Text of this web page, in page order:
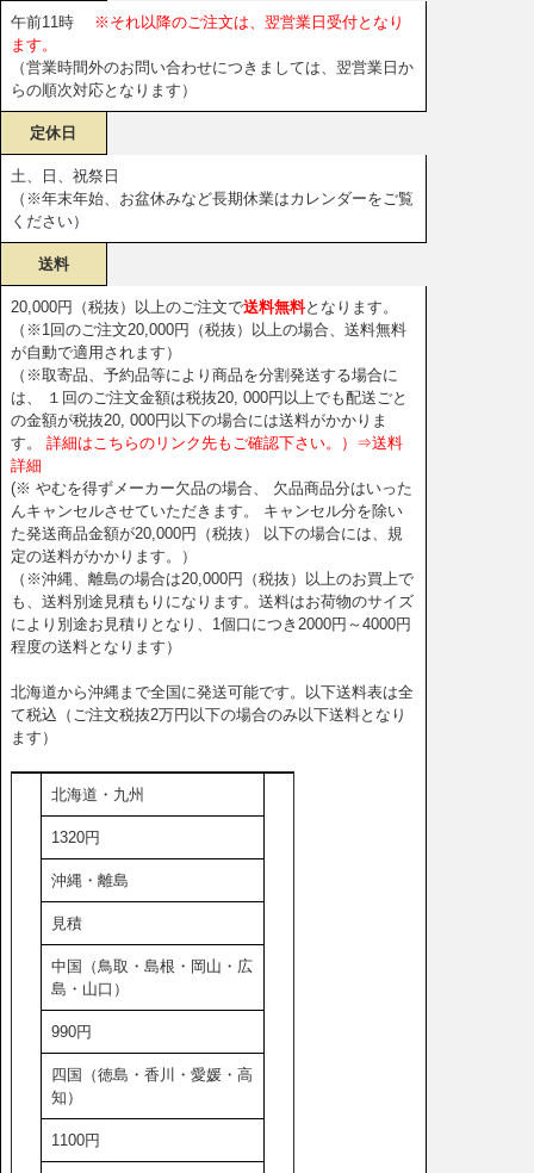
午前11時
※それ以降のご注文は、翌営業日受付となり
ます。
（営業時間外のお問い合わせにつきましては、翌営業日か
らの順次対応となります）
定休日
土、日、祝祭日
（※年末年始、お盆休みなど長期休業はカレンダーをご覧
ください）
送料
20,000円（税抜）以上のご注文で送料無料となります。
（※1回のご注文20,000円（税抜）以上の場合、送料無料
が自動で適用されます）
（※取寄品、予約品等により商品を分割発送する場合に
は、 １回のご注文金額は税抜20, 000円以上でも配送ごと
の金額が税抜20, 000円以下の場合には送料がかかりま
す。
詳細はこちらのリンク先もご確認下さい。）⇒送料
詳細
(※ やむを得ずメーカー欠品の場合、 欠品商品分はいった
んキャンセルさせていただきます。 キャンセル分を除い
た発送商品金額が20,000円（税抜） 以下の場合には、規
定の送料がかかります。）
（※沖縄、離島の場合は20,000円（税抜）以上のお買上で
も、送料別途見積もりになります。送料はお荷物のサイズ
により別途お見積りとなり、1個口につき2000円～4000円
程度の送料となります）
北海道から沖縄まで全国に発送可能です。以下送料表は全
て税込（ご注文税抜2万円以下の場合のみ以下送料となり
ます）
北海道・九州
1320円
沖縄・離島
見積
中国（鳥取・島根・岡山・広
島・山口）
990円
四国（徳島・香川・愛媛・高
知）
1100円